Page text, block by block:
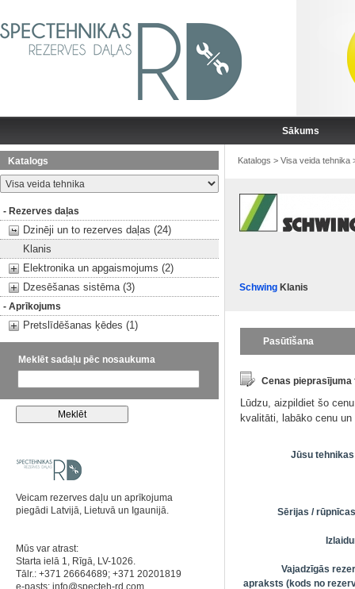
Sākums
Katalogs
- Rezerves daļas
Dzinēji un to rezerves daļas (24)
Klanis
Elektronika un apgaismojums (2)
Dzesēšanas sistēma (3)
- Aprīkojums
Pretslīdēšanas ķēdes (1)
Meklēt sadaļu pēc nosaukuma
Veicam rezerves daļu un aprīkojuma
piegādi Latvijā, Lietuvā un Igaunijā.
Mūs var atrast:
Starta ielā 1, Rīgā, LV-1026.
Tālr.: +371 26664689; +371 20201819
e-pasts: info@specteh-rd.com
Katalogs > Visa veida tehnika
Schwing Klanis
Pasūtīšana
Cenas pieprasījuma
Lūdzu, aizpildiet šo
kvalitāti, labāko cenu
Jūsu
Sērijas /
Vajadzīgās
apraksts (kods no